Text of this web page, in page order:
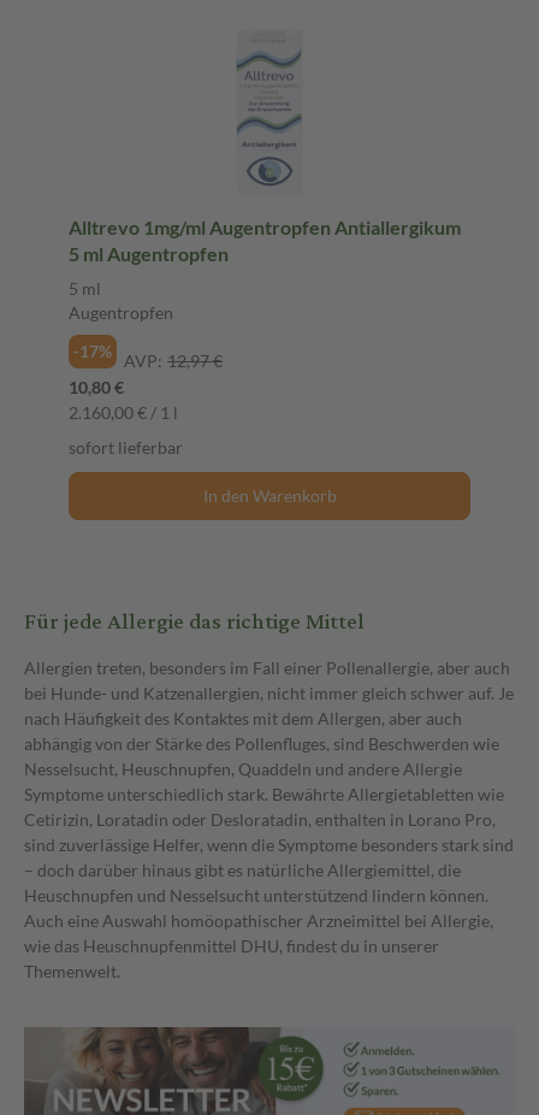
Für jede Allergie das richtige Mittel
Allergien treten, besonders im Fall einer Pollenallergie, aber auch
bei Hunde- und Katzenallergien, nicht immer gleich schwer auf. Je
nach Häufigkeit des Kontaktes mit dem Allergen, aber auch
abhängig von der Stärke des Pollenfluges, sind Beschwerden wie
Nesselsucht, Heuschnupfen, Quaddeln und andere Allergie
Symptome unterschiedlich stark. Bewährte Allergietabletten wie
Cetirizin, Loratadin oder Desloratadin, enthalten in Lorano Pro,
sind zuverlässige Helfer, wenn die Symptome besonders stark sind
– doch darüber hinaus gibt es natürliche Allergiemittel, die
Heuschnupfen und Nesselsucht unterstützend lindern können.
Auch eine Auswahl homöopathischer Arzneimittel bei Allergie,
wie das Heuschnupfenmittel DHU, findest du in unserer
Themenwelt.
Alltrevo 1mg/ml Augentropfen Antiallergikum
5 ml Augentropfen
5 ml
Augentropfen
-17%
AVP: 12,97 €
10,80 €
2.160,00 € / 1 l
sofort lieferbar
In den Warenkorb